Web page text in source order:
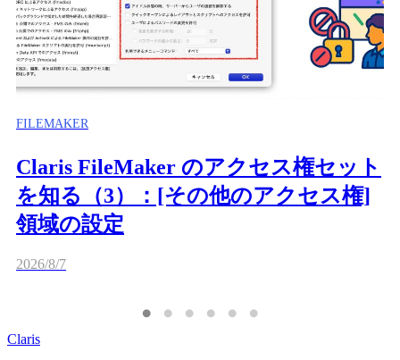
FILEMAKER
Claris FileMaker のアクセス権セット
を知る（3）：[その他のアクセス権]
領域の設定
2026/8/7
Claris